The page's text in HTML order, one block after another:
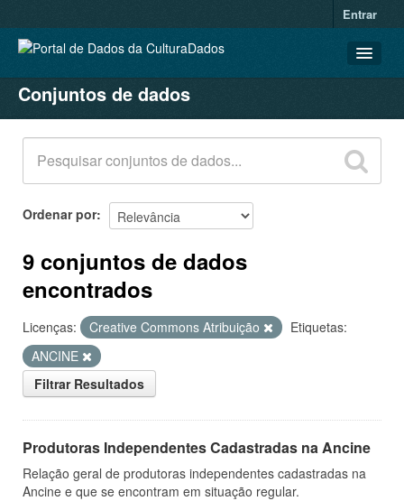
Entrar
CONJUNTOS DE DADOS
ORGANIZAÇÕES
GRUPOS
SOBRE
Conjuntos de dados
Ordenar por
9 conjuntos de dados
encontrados
Licenças: Creative Commons Atribuição
Etiquetas:
ANCINE
Filtrar Resultados
Produtoras Independentes Cadastradas na Ancine
Relação geral de produtoras independentes cadastradas na
Ancine e que se encontram em situação regular.